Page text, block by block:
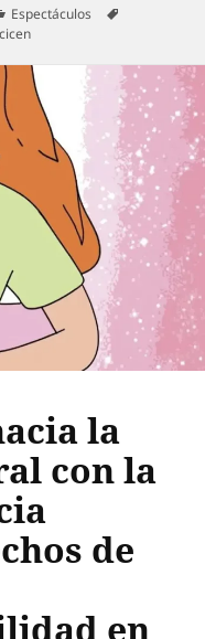
Categorías
Espectáculos
la
con la
de
en